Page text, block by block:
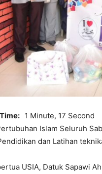
1 Minute, 17 Second
Islam Seluruh
dan Latihan
USIA, Datuk Sapawi